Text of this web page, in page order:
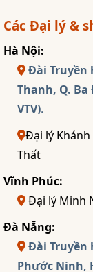
Các Đại lý &
Hà Nội:
Đài Truyền
Thanh, Q.
VTV).
Đại lý Khánh
Thất
Vĩnh Phúc:
Đại lý Minh
Đà Nẵng:
Đài Truyền
Phước Ninh,